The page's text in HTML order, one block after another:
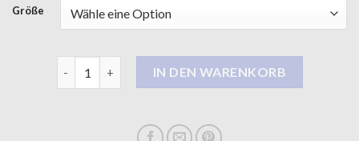
Größe
wintermäntel damen lang Menge
IN DEN WARENKORB